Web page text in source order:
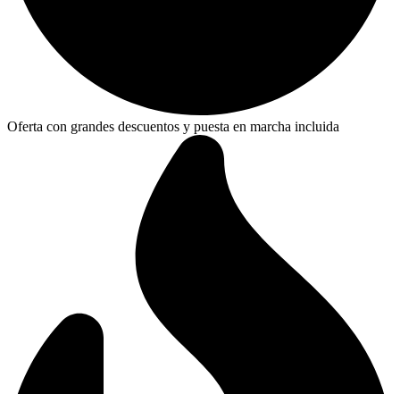
Oferta con grandes descuentos y puesta en marcha incluida